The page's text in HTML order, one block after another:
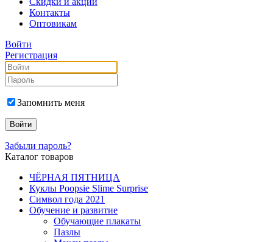
Контакты
Оптовикам
Войти
Регистрация
Запомнить меня
Забыли пароль?
Каталог товаров
ЧЁРНАЯ ПЯТНИЦА
Куклы Poopsie Slime Surprise
Символ года 2021
Обучение и развитие
Обучающие плакаты
Пазлы